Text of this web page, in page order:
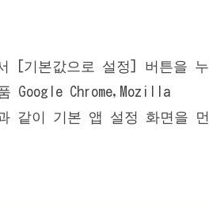
[기본값으로 설정] 버튼을 누
Google Chrome,Mozilla
같이 기본 앱 설정 화면을 먼